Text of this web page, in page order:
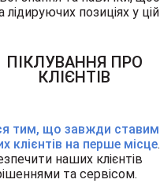
позиціях у цій
ПІКЛУВАННЯ ПРО
КЛІЄНТІВ
тим, що завжди
клієнтів на перше місце
наших клієнтів
та сервісом.